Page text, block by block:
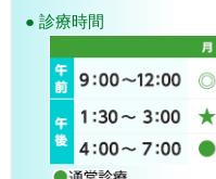
号をご自身でWebにて取
・現在の診察進行具合
前頃を目安に当院へ来
りますと、設定頂きま
ルを送付することも可能
・自分の診察番号まで
にその番号は無効とさ
す。その際は、大幅に
診療時間